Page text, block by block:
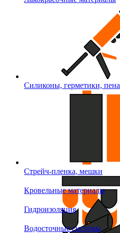
Силиконы, герметики, пена
Стрейч-пленка, мешки
Кровельные материалы
Гидроизоляция
Водосточные системы